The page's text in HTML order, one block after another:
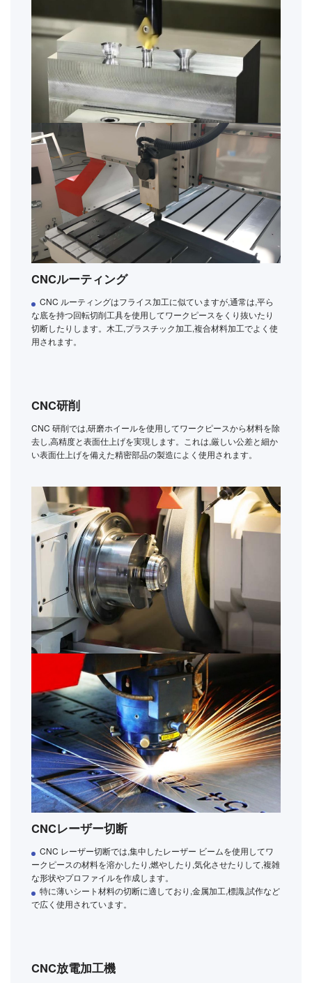
CNCルーティング
CNC ルーティングはフライス加工に似ていますが,通常は,平ら
な底を持つ回転切削工具を使用してワークピースをくり抜いたり
切断したりします。木工,プラスチック加工,複合材料加工でよく使
用されます。
CNC研削
CNC 研削では,研磨ホイールを使用してワークピースから材料を除
去し,高精度と表面仕上げを実現します。これは,厳しい公差と細か
い表面仕上げを備えた精密部品の製造によく使用されます。
CNCレーザー切断
CNC レーザー切断では,集中したレーザー ビームを使用してワ
ークピースの材料を溶かしたり,燃やしたり,気化させたりして,複雑
な形状やプロファイルを作成します。
特に薄いシート材料の切断に適しており,金属加工,標識,試作など
で広く使用されています。
CNC放電加工機